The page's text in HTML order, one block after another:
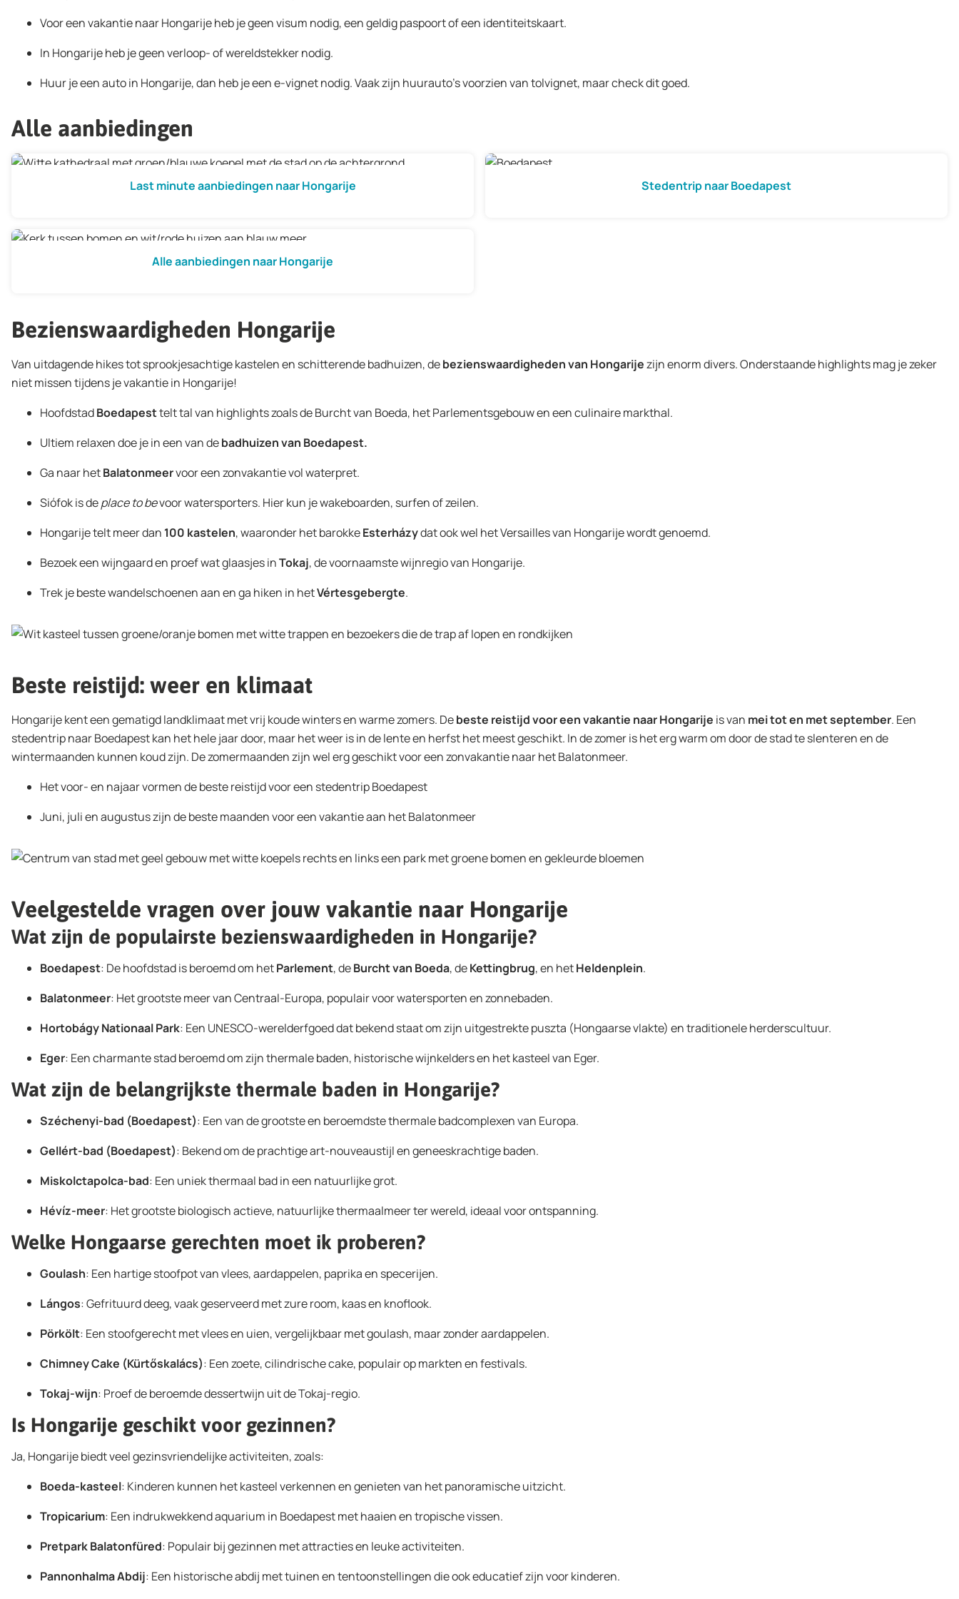
Voor een vakantie naar Hongarije heb je geen visum nodig, een geldig paspoort of een identiteitskaart.
In Hongarije heb je geen verloop- of wereldstekker nodig.
Huur je een auto in Hongarije, dan heb je een e-vignet nodig. Vaak zijn huurauto’s voorzien van tolvignet, maar check dit goed.
Alle aanbiedingen
Last minute aanbiedingen naar Hongarije Stedentrip naar Boedapest
Alle aanbiedingen naar Hongarije
Bezienswaardigheden Hongarije
Van uitdagende hikes tot sprookjesachtige kastelen en schitterende badhuizen, debezienswaardigheden van Hongarijezijn enorm divers. Onderstaande highlights mag je zeker
niet missen tijdens je vakantie in Hongarije!
HoofdstadBoedapesttelt tal van highlights zoals de Burcht van Boeda, het Parlementsgebouw en een culinaire markthal.
Ultiem relaxen doe je in een van debadhuizen van Boedapest.
Ga naar hetBalatonmeervoor een zonvakantie vol waterpret.
Siófok is deplace to bevoor watersporters. Hier kun je wakeboarden, surfen of zeilen.
Hongarije telt meer dan 100 kastelen, waaronder het barokkeEsterházydat ook wel het Versailles van Hongarije wordt genoemd.
Bezoek een wijngaard en proef wat glaasjes inTokaj, de voornaamste wijnregio van Hongarije.
Trek je beste wandelschoenen aan en ga hiken in hetVértesgebergte.
Beste reistijd: weer en klimaat
Hongarije kent een gematigd landklimaat met vrij koude winters en warme zomers. Debeste reistijd voor een vakantie naar Hongarije is van mei tot en met september. Een
stedentrip naar Boedapest kan het hele jaar door, maar het weer is in de lente en herfst het meest geschikt. In de zomer is het erg warm om door de stad te slenteren en de
wintermaanden kunnen koud zijn. De zomermaanden zijn wel erg geschikt voor een zonvakantie naar het Balatonmeer.
Het voor- en najaar vormen de beste reistijd voor een stedentrip Boedapest
Juni, juli en augustus zijn de beste maanden voor een vakantie aan het Balatonmeer
Veelgestelde vragen over jouw vakantie naar Hongarije
Wat zijn de populairste bezienswaardigheden in Hongarije?
Boedapest: De hoofdstad is beroemd om hetParlement, deBurcht van Boeda, deKettingbrug, en hetHeldenplein.
Balatonmeer: Het grootste meer van Centraal-Europa, populair voor watersporten en zonnebaden.
Hortobágy Nationaal Park: Een UNESCO-werelderfgoed dat bekend staat om zijn uitgestrekte puszta (Hongaarse vlakte) en traditionele herderscultuur.
Eger: Een charmante stad beroemd om zijn thermale baden, historische wijnkelders en het kasteel van Eger.
Wat zijn de belangrijkste thermale baden in Hongarije?
Széchenyi-bad (Boedapest): Een van de grootste en beroemdste thermale badcomplexen van Europa.
Gellért-bad (Boedapest): Bekend om de prachtige art-nouveaustijl en geneeskrachtige baden.
Miskolctapolca-bad: Een uniek thermaal bad in een natuurlijke grot.
Hévíz-meer: Het grootste biologisch actieve, natuurlijke thermaalmeer ter wereld, ideaal voor ontspanning.
Welke Hongaarse gerechten moet ik proberen?
Goulash: Een hartige stoofpot van vlees, aardappelen, paprika en specerijen.
Lángos: Gefrituurd deeg, vaak geserveerd met zure room, kaas en knoflook.
Pörkölt: Een stoofgerecht met vlees en uien, vergelijkbaar met goulash, maar zonder aardappelen.
Chimney Cake (Kürtőskalács): Een zoete, cilindrische cake, populair op markten en festivals.
Tokaj-wijn: Proef de beroemde dessertwijn uit de Tokaj-regio.
Is Hongarije geschikt voor gezinnen?
Ja, Hongarije biedt veel gezinsvriendelijke activiteiten, zoals:
Boeda-kasteel: Kinderen kunnen het kasteel verkennen en genieten van het panoramische uitzicht.
Tropicarium: Een indrukwekkend aquarium in Boedapest met haaien en tropische vissen.
Pretpark Balatonfüred: Populair bij gezinnen met attracties en leuke activiteiten.
Pannonhalma Abdij: Een historische abdij met tuinen en tentoonstellingen die ook educatief zijn voor kinderen.